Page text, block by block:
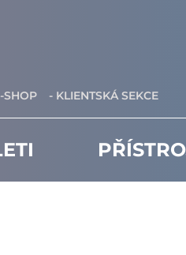
SHOP - KLIENTSKÁ SEKCE